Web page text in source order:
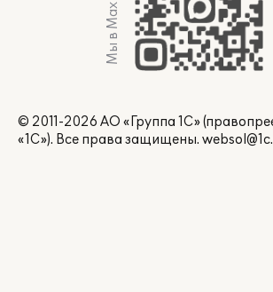
Мы в Max
© 2011-2026 АО «Группа 1С»
«1С»). Все права защищены.